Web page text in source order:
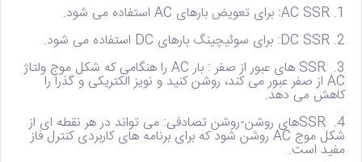
1. AC SSR:
برای تعویض بارهای AC استفاده می شود.
2. DC SSR:
برای سوئیچینگ بارهای DC استفاده می شود.
3. SSR های عبور از صفر :
بار AC را هنگامی که شکل موج ولتاژ
AC از صفر عبور می کند، روشن کنید و نویز الکتریکی و گذرا را
کاهش می دهد.
4. SSRهای روشن-روشن تصادفی:
می تواند در هر نقطه ای از
شکل موج AC روشن شود که برای برنامه های کاربردی کنترل فاز
مفید است.